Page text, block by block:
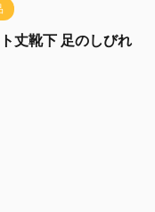
丈靴下 足のしびれ